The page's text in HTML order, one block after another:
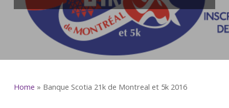
Home » Banque Scotia 21k de Montreal et 5k 2016